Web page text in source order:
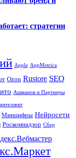
стратегии
Apple AppMetrica
Ozon Rustore SEO
Ашманов и Партнеры
Минцифры Нейросети
Роскомнадзор Сбер